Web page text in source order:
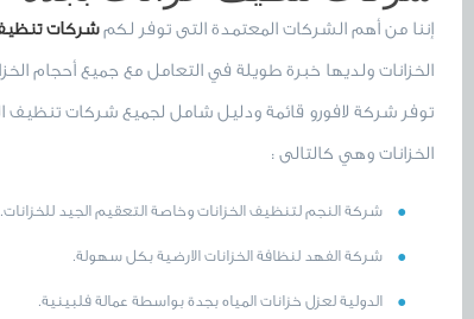
إننا من أهم الشركات المعتمدة التى توفر لكمشركات
الخزانات ولديها خبرة طويلة في التعامل مع جميع أحجام
توفر شركة لافورو قائمة ودليل شامل لجميع شركات تنظيف
الخزانات وهي كالتالى :
شركة النجم لتنظيف الخزانات وخاصة التعقيم الجيد للخزانات.
شركة الفهد لنظافة الخزانات الارضية بكل سهولة.
الدولية لعزل خزانات المياه بجدة بواسطة عمالة فلبينية.